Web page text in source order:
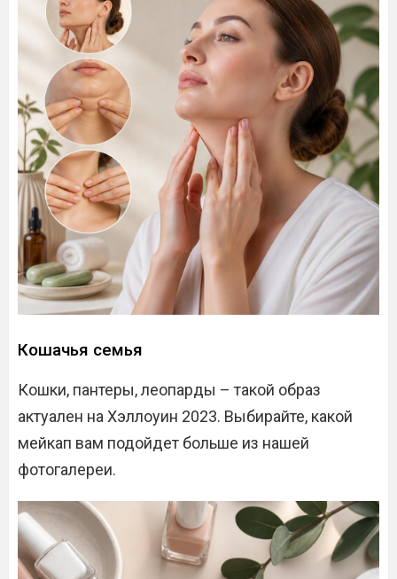
Кошачья семья
Кошки, пантеры, леопарды – такой образ
актуален на Хэллоуин 2023. Выбирайте, какой
мейкап вам подойдет больше из нашей
фотогалереи.